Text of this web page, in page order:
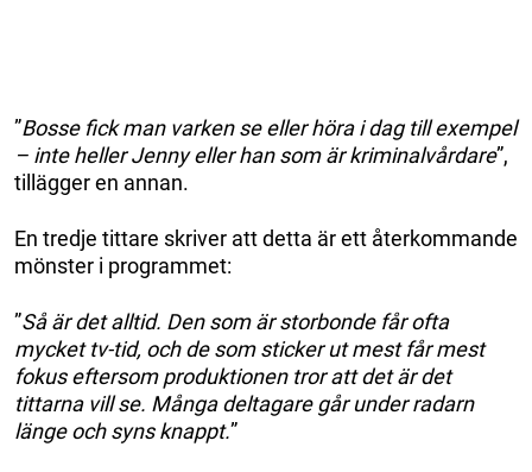
”Bosse fick man varken se eller höra i dag till exempel
– inte heller Jenny eller han som är kriminalvårdare”,
tillägger en annan.
En tredje tittare skriver att detta är ett återkommande
mönster i programmet:
”Så är det alltid. Den som är storbonde får ofta
mycket tv-tid, och de som sticker ut mest får mest
fokus eftersom produktionen tror att det är det
tittarna vill se. Många deltagare går under radarn
länge och syns knappt.”